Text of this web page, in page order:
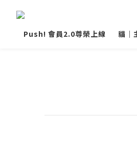
Push! 會員2.0尊榮上線
貓｜